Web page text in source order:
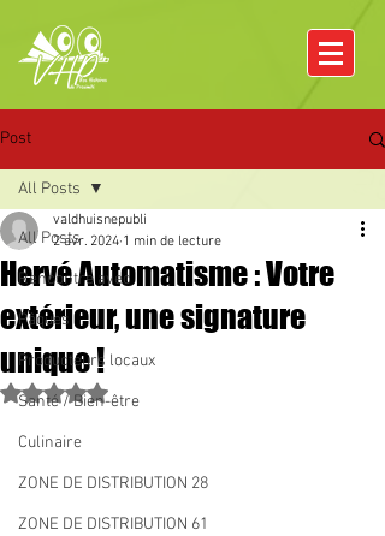
Post
All Posts
Rencontre avec
Pâques
Producteurs locaux
Santé / Bien-être
Culinaire
ZONE DE DISTRIBUTION 28
ZONE DE DISTRIBUTION 61
All Posts
Hervé Automatisme : Votre
extérieur, une signature
unique !
valdhuisnepubli
2 avr. 2024 1 min de lecture
Noté NaN étoiles sur 5.